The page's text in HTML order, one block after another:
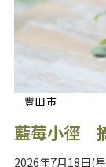
豐田市
藍莓小徑
2026年7月18日(